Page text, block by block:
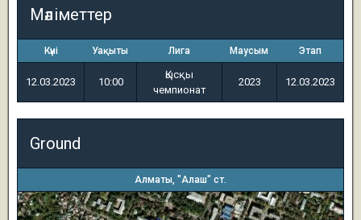
Мәліметтер
Күні Уақыты Лига Маусым Этап
12.03.2023 10:00
Қысқы
чемпионат
2023 12.03.2023
Ground
Алматы, "Алаш" ст.